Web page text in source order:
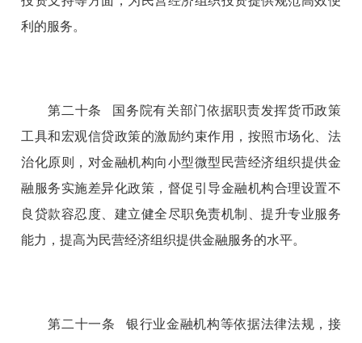
利的服务。
第二十条 国务院有关部门依据职责发挥货币政策
工具和宏观信贷政策的激励约束作用，按照市场化、法
治化原则，对金融机构向小型微型民营经济组织提供金
融服务实施差异化政策，督促引导金融机构合理设置不
良贷款容忍度、建立健全尽职免责机制、提升专业服务
能力，提高为民营经济组织提供金融服务的水平。
第二十一条 银行业金融机构等依据法律法规，接